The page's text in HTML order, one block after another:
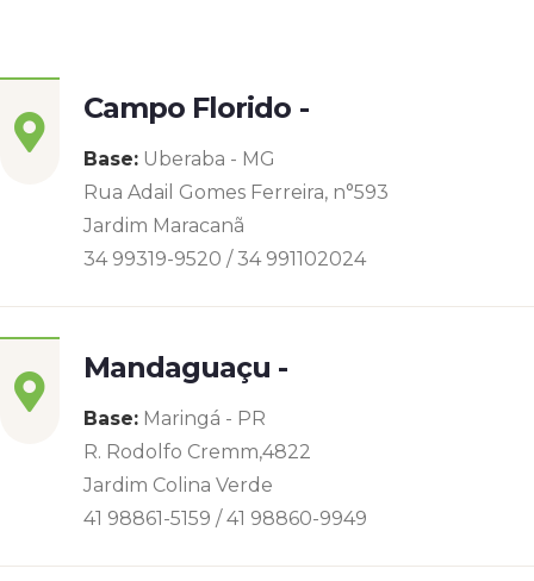
Campo Florido -
Base: Uberaba - MG
Rua Adail Gomes Ferreira, n°593
Jardim Maracanã
34 99319-9520 / 34 991102024
Mandaguaçu -
Base: Maringá - PR
R. Rodolfo Cremm,4822
Jardim Colina Verde
41 98861-5159 / 41 98860-9949